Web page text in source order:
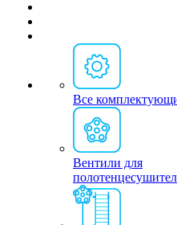
Все
Вентили для